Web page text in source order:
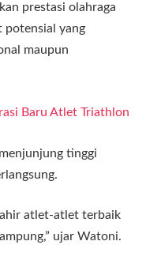
prestasi olahraga
potensial yang
maupun
Baru Atlet Triathlon
tinggi
atlet-atlet terbaik
ujar Watoni.